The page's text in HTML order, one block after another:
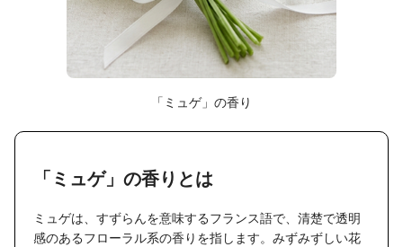
「ミュゲ」の香り
「ミュゲ」の香りとは
ミュゲは、すずらんを意味するフランス語で、清楚で透明
感のあるフローラル系の香りを指します。みずみずしい花